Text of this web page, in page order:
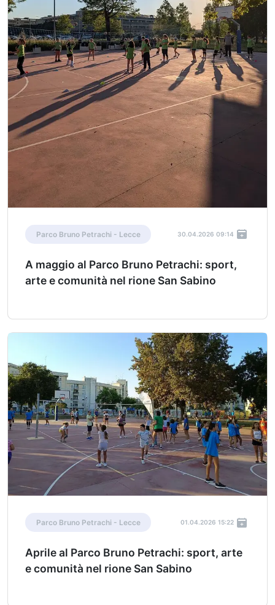
Parco Bruno Petrachi - Lecce 30.04.2026 09:14
A maggio al Parco Bruno Petrachi: sport,
arte e comunità nel rione San Sabino
Parco Bruno Petrachi - Lecce 01.04.2026 15:22
Aprile al Parco Bruno Petrachi: sport, arte
e comunità nel rione San Sabino